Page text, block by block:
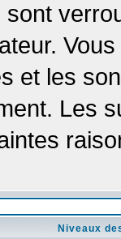
et les
Les
Niveaux